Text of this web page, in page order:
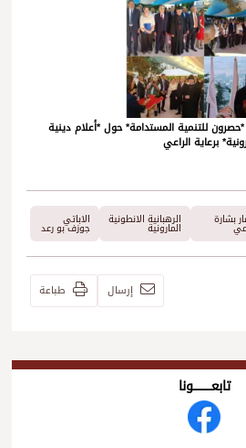
للتنمية المستدامة* حول *أعلام دينية
برعاية الراعي
بشارة الرهبانية الانطونية
المارونية
الاباتي
جوزف بو رعد
إرسال طباعة
تابعــــــــــونا